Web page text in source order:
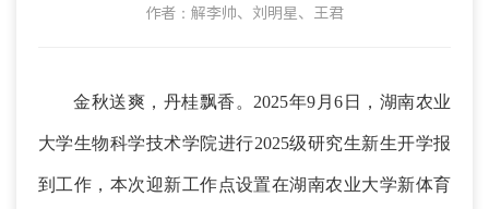
作者：解李帅、刘明星、王君
金秋送爽，丹桂飘香。 2025年9月6日，湖南农业
大学生物科学技术学院进行2025级研究生新生开学报
到工作，本次迎新工作点设置在湖南农业大学新体育